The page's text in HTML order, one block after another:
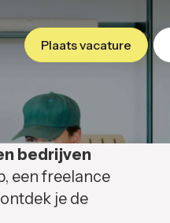
Plaats vacature
bedrijven
een freelance
je de